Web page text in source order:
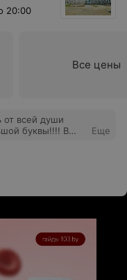
20:00
Все цены
от всей души
буквы!!!! В
образование.
и
Сергеевич
отвечал
человек
никакая
работу и
Еще